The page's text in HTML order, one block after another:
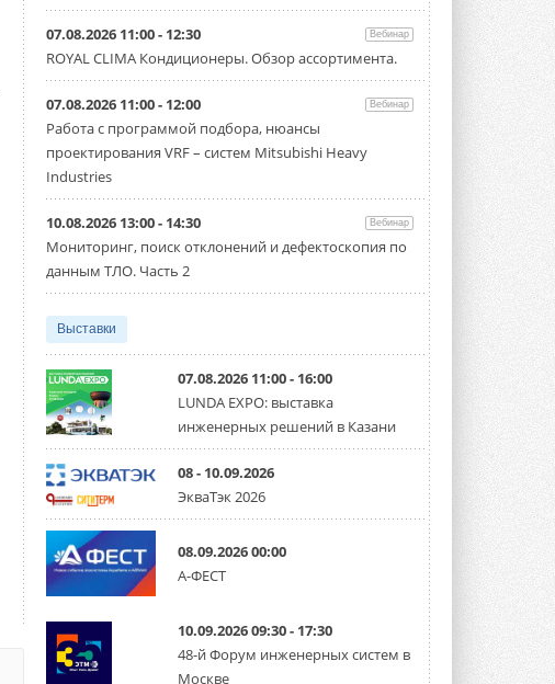
Уже через месяц в России
можно будет устанавливать
солнечные панели в МКД
С 1 сентября снимается запрет на
микрогенерацию в многоквартирных ...
30 ИЮЛЯ 2026
двигателями Sysimple TRS EC
Новинка от Системэйр —
прямоугольный канальный ...
зимы
Частые вопросы о краске для окон ...
СИЭНПИ РУС представила
новую серию консольных
насосов NM
Усовершенствованная гидравлика
помогает снизить энергопотребление ...
30 ИЮЛЯ 2026
новую производственную
сегодня в Мытищах ...
29 ИЮЛЯ 2026
07.08.2026 11:00 - 12:30 Вебинар
ROYAL CLIMA Кондиционеры. Обзор ассортимента.
07.08.2026 11:00 - 12:00 Вебинар
Работа с программой подбора, нюансы
проектирования VRF – систем Mitsubishi Heavy
Industries
10.08.2026 13:00 - 14:30 Вебинар
Мониторинг, поиск отклонений и дефектоскопия по
данным ТЛО. Часть 2
Выставки
07.08.2026 11:00 - 16:00
LUNDA EXPO: выставка
инженерных решений в Казани
08 - 10.09.2026
ЭкваТэк 2026
08.09.2026 00:00
А-ФЕСТ
10.09.2026 09:30 - 17:30
48-й Форум инженерных систем в
Москве